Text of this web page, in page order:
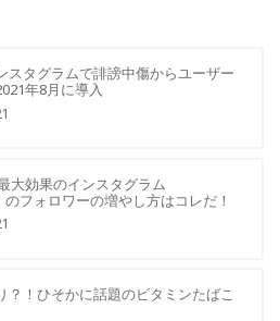
スタグラムで誹謗中傷からユーザー
年8月に導入
大効果のインスタグラム
のフォロワーの増やし方はコレだ！
？！ひそかに話題のビタミンたばこ